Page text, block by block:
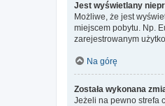
Jest wyświetlany
Możliwe, że jest
miejscem pobytu. Np.
zarejestrowanym
Na górę
Została wykonana
Jeżeli na pewno strefa